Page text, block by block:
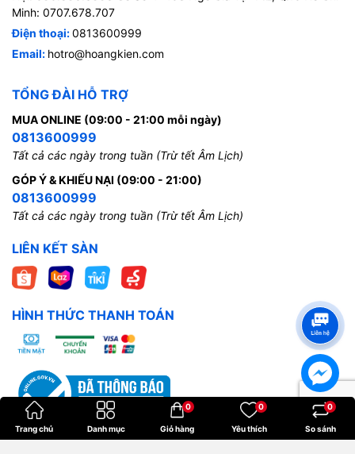
Minh: 0707.678.707
Điện thoại:0813600999
Email: hotro@hoangkien.com
TỔNG ĐÀI HỖ TRỢ
MUA ONLINE (09:00 - 21:00 mỗi ngày)
0813600999
Tất cả các ngày trong tuần (Trừ tết Âm Lịch)
GÓP Ý & KHIẾU NẠI (09:00 - 21:00)
0813600999
Tất cả các ngày trong tuần (Trừ tết Âm Lịch)
LIÊN KẾT SÀN
HÌNH THỨC THANH TOÁN
Trang chủ Danh mục Giỏ hàng
0
Yêu thích
0
So sánh
0